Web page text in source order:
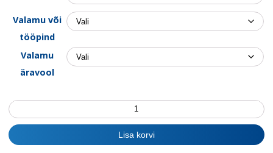
Valamu või
tööpind
Valamu
äravool
Valamukapp
Relounge
1000
kogus
Lisa korvi